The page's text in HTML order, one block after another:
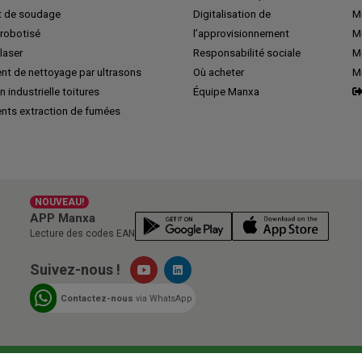
de soudage
de nettoyage par ultrasons
industrielle toitures
extraction de fumées
Digitalisation de
l’approvisionnement
Responsabilité sociale
Où acheter
Équipe Manxa
NOUVEAU!
APP Manxa
Lecture des codes EAN
Suivez-nous !
Contactez-nous via WhatsApp